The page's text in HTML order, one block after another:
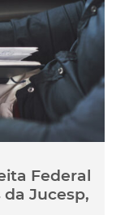
Federal
Jucesp,